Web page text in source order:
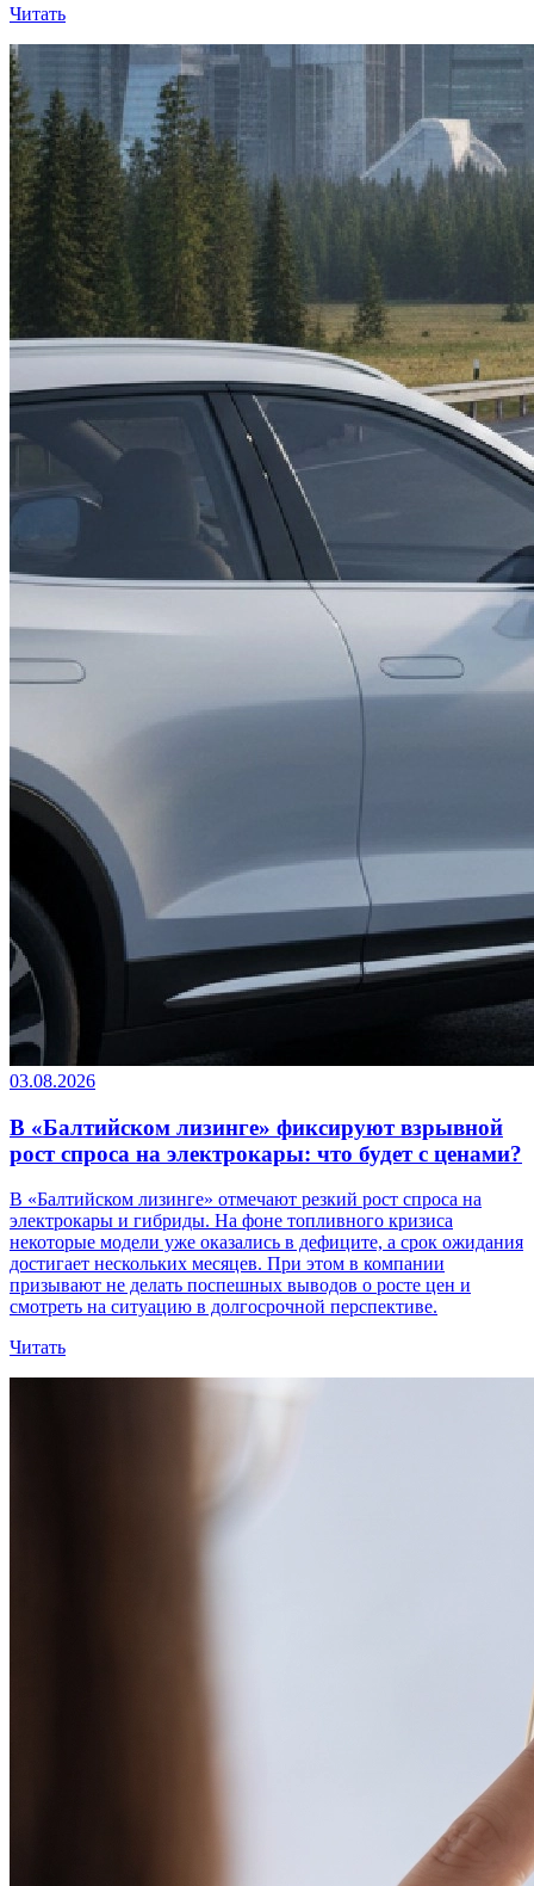
Читать
03.08.2026
В «Балтийском лизинге» фиксируют взрывной
рост спроса на электрокары: что будет с ценами?
В «Балтийском лизинге» отмечают резкий рост спроса на
электрокары и гибриды. На фоне топливного кризиса
некоторые модели уже оказались в дефиците, а срок ожидания
достигает нескольких месяцев. При этом в компании
призывают не делать поспешных выводов о росте цен и
смотреть на ситуацию в долгосрочной перспективе.
Читать